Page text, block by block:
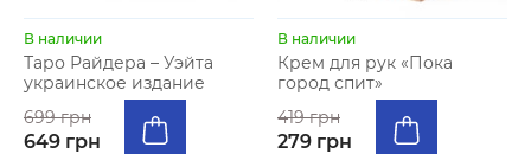
В наличии
Таро Райдера – Уэйта
украинское издание
699 грн
649 грн
В наличии
Крем для рук «Пока
город спит»
419 грн
279 грн